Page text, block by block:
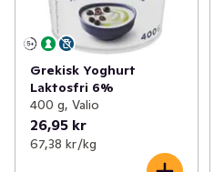
Grekisk Yoghurt
Laktosfri 6%
400 g, Valio
26,95 kr
67,38 kr /kg